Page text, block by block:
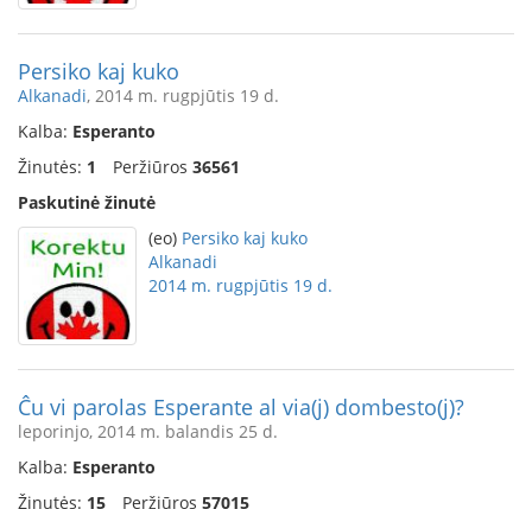
Persiko kaj kuko
Alkanadi, 2014 m. rugpjūtis 19 d.
Kalba: Esperanto
Žinutės: 1 Peržiūros 36561
Paskutinė žinutė
(eo) Persiko kaj kuko
Alkanadi
2014 m. rugpjūtis 19 d.
Ĉu vi parolas Esperante al via(j) dombesto(j)?
leporinjo, 2014 m. balandis 25 d.
Kalba: Esperanto
Žinutės: 15 Peržiūros 57015